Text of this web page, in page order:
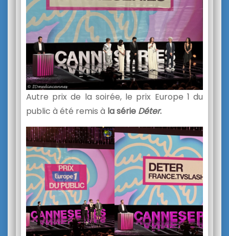
Autre prix de la soirée, le prix Europe 1 du
public à été remis à la série Déter.